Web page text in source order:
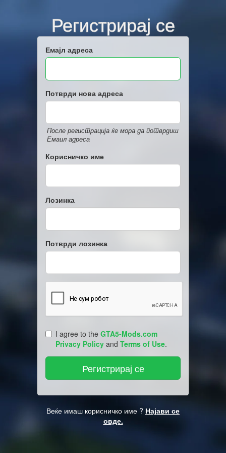
Регистрирај се
Емајл адреса
Потврди нова адреса
После регистрација ќе мора да потврдиш
Емаил адреса
Корисничко име
Лозинка
Потврди лозинка
I agree to the GTA5-Mods.com
Privacy Policy and Terms of Use.
Веќе имаш корисничко име ? Најави се
овде.